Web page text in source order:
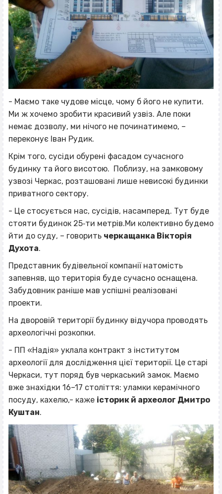
- Маємо таке чудове місце, чому б його не купити.
Ми ж хочемо зробити красивий узвіз. Але поки
немає дозволу, ми нічого не починатимемо, –
переконує Іван Рудик.
Крім того, сусіди обурені фасадом сучасного
будинку та його висотою. Поблизу, на замковому
узвозі Черкас, розташовані лише невисокі будинки
приватного сектору.
- Це стосується нас, сусідів, насамперед. Тут буде
стояти будинок 25‐ти метрів.Ми колективно будемо
йти до суду, – говорить черкащанка Вікторія
Духота.
Представник будівельної компанії натомість
запевняв, що територія буде сучасно оснащена.
Забудовник раніше мав успішні реалізовані
проекти.
На дворовій території будинку відучора проводять
археологічні розкопки.
- ПП «Надія» уклала контракт з інститутом
археології для дослідження цієї території. Це старі
Черкаси, тут поряд був черкаський замок. Маємо
вже знахідки 16–17 століття: уламки керамічного
посуду, кахелю,- каже історик й археолог Дмитро
Куштан.